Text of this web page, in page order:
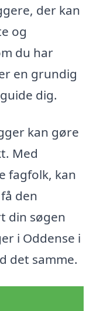
der kan
og
du har
en grundig
dig.
kan gøre
Med
fagfolk, kan
den
din søgen
i Oddense i
det samme.